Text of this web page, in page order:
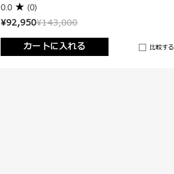
¥143,000
¥92,950
カートに入れる
比較する
0.0 (0)